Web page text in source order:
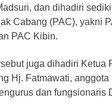
dan dihadiri
Cabang (PAC), yakni
PAC Kibin.
juga dihadiri Ketua
Hj. Fatmawati,
dan fungsionaris